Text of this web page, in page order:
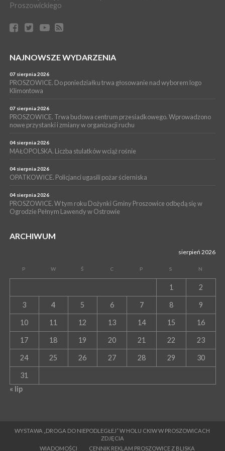
17 lipca 2026
bezpłatne warsztaty realizowane w ramach unijnego projektu
[ZDJĘCIA]
16 lipca 2026
Pałecznicy będą obsługiwani w Proszowicach
WYDARZENIA
PROSZOWICE. W parku Warsztaty Edukacyjno-Przyrodnicze
NOC CIEM
15 lipca 2026
PROSZOWICE. Już za tydzień kolejne zajęcia z cyklu „Wakacyjne
Proszowickiego
NAJNOWSZE WYDARZENIA
07 sierpnia 2026
PROSZOWICE. Do poniedziałku trwa głosowanie nad wyborem logo
Klimontowa
07 sierpnia 2026
PROSZOWICE. Trwa budowa centrum przesiadkowego. Wprowadzono
nowe przystanki i zmiany w organizacji ruchu
04 sierpnia 2026
MAŁOPOLSKA. Liczba stulatków wciąż rośnie
04 sierpnia 2026
OPATKOWICE. Policjanci ugasili pożar ścierniska
04 sierpnia 2026
PROSZOWICE. W tym roku Dożynki Gminy Proszowice odbędą się w
Ogrodzie Pełnym Lawendy w Ostrowie
ARCHIWUM
sierpień 2026
P W Ś C P S N
1 2
3 4 5 6 7 8 9
10 11 12 13 14 15 16
17 18 19 20 21 22 23
24 25 26 27 28 29 30
31
« lip
WYSTAWA „DROGA DO NIEPODLEGŁEJ” W HOLU CKIW W PROSZOWICACH
ZDJĘCIA
WIADOMOŚCI
CENNIK REKLAM PROSZOWICE Z BLISKA